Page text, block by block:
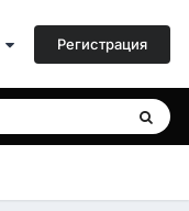
Регистрация